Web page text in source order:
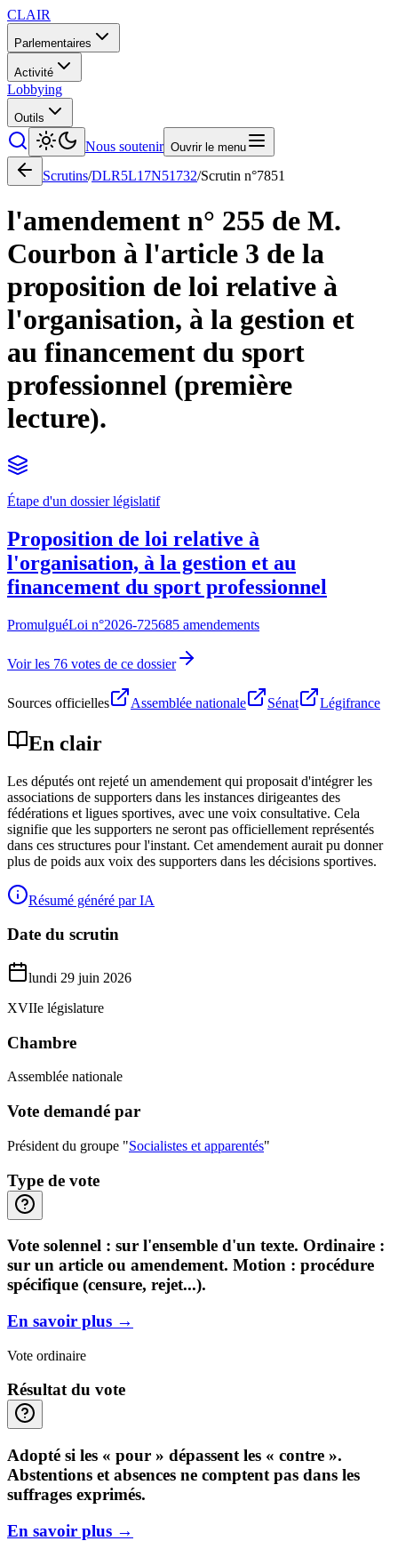
CLAIR
Parlementaires
Activité
Lobbying
Outils
Nous soutenir Ouvrir le menu
Scrutins/DLR5L17N51732/Scrutin n°7851
l'amendement n° 255 de M.
Courbon à l'article 3 de la
proposition de loi relative à
l'organisation, à la gestion et
au financement du sport
professionnel (première
lecture).
Étape d'un dossier législatif
Proposition de loi relative à
l'organisation, à la gestion et au
financement du sport professionnel
PromulguéLoi n°2026-725685 amendements
Voir les 76 votes de ce dossier
Sources officielles Assemblée nationale Sénat Légifrance
En clair
Les députés ont rejeté un amendement qui proposait d'intégrer les
associations de supporters dans les instances dirigeantes des
fédérations et ligues sportives, avec une voix consultative. Cela
signifie que les supporters ne seront pas officiellement représentés
dans ces structures pour l'instant. Cet amendement aurait pu donner
plus de poids aux voix des supporters dans les décisions sportives.
Résumé généré par IA
Date du scrutin
lundi 29 juin 2026
XVIIe législature
Chambre
Assemblée nationale
Vote demandé par
Président du groupe "Socialistes et apparentés"
Type de vote
Vote solennel : sur l'ensemble d'un texte. Ordinaire :
sur un article ou amendement. Motion : procédure
spécifique (censure, rejet...).
En savoir plus →
Vote ordinaire
Résultat du vote
Adopté si les « pour » dépassent les « contre ».
Abstentions et absences ne comptent pas dans les
suffrages exprimés.
En savoir plus →